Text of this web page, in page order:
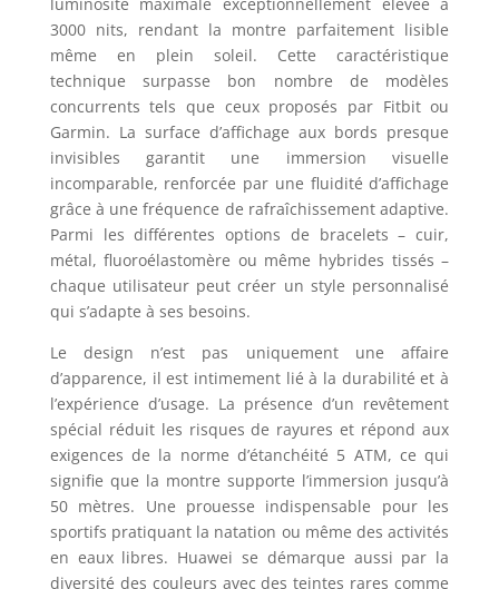
3000 nits, rendant la montre parfaitement lisible
même en plein soleil. Cette caractéristique
technique surpasse bon nombre de modèles
concurrents tels que ceux proposés par Fitbit ou
Garmin. La surface d’affichage aux bords presque
invisibles garantit une immersion visuelle
incomparable, renforcée par une fluidité d’affichage
grâce à une fréquence de rafraîchissement adaptive.
Parmi les différentes options de bracelets – cuir,
métal, fluoroélastomère ou même hybrides tissés –
chaque utilisateur peut créer un style personnalisé
qui s’adapte à ses besoins.
Le design n’est pas uniquement une affaire
d’apparence, il est intimement lié à la durabilité et à
l’expérience d’usage. La présence d’un revêtement
spécial réduit les risques de rayures et répond aux
exigences de la norme d’étanchéité 5 ATM, ce qui
signifie que la montre supporte l’immersion jusqu’à
50 mètres. Une prouesse indispensable pour les
sportifs pratiquant la natation ou même des activités
en eaux libres. Huawei se démarque aussi par la
diversité des couleurs avec des teintes rares comme